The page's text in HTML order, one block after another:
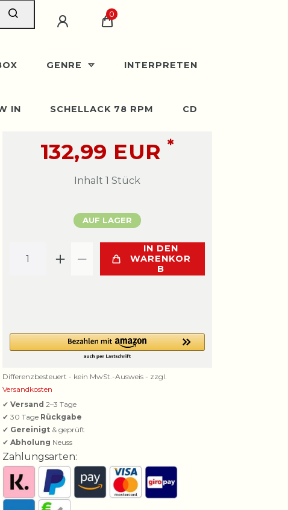
0
GENRE INTERPRETEN
IN SCHELLACK 78 RPM CD
132,99 EUR *
Inhalt 1 Stück
AUF LAGER
IN DEN
WARENKOR
B
Differenzbesteuert - kein MwSt.-Ausweis - zzgl.
Versandkosten
✔ Versand 2–3 Tage
✔ 30 Tage Rückgabe
✔ Gereinigt & geprüft
✔ Abholung Neuss
Zahlungsarten: